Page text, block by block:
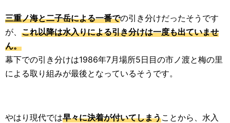
三重ノ海と二子岳による一番での引き分けだったそうです
が、 これ以降は水入りによる引き分けは一度も出ていませ
ん。
幕下での引き分けは1986年7月場所5日目の市ノ渡と梅の里
による取り組みが最後となっているそうです。
やはり現代では早々に決着が付いてしまうことから、水入